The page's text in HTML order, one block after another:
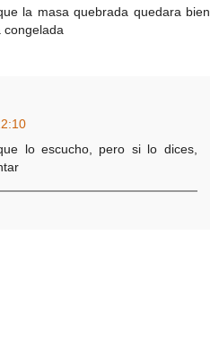
la masa quebrada quedara bien
congelada
lo escucho, pero si lo dices,